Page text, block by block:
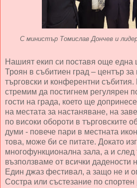
С министър Томислав Дончев и
Нашият екип си поставя още една
Троян в събитиен град – център за
търговски и конферентни събития.
стремим да постигнем регулярен
гости на града, което ще
на местата за настаняване, на
по високи обороти в търговските
думи - повече пари в местната
това, може би се питате. Докато
многофункционална зала, а и
възползваме от всички
Един джаз фестивал, а защо не и
Состра или състезание по